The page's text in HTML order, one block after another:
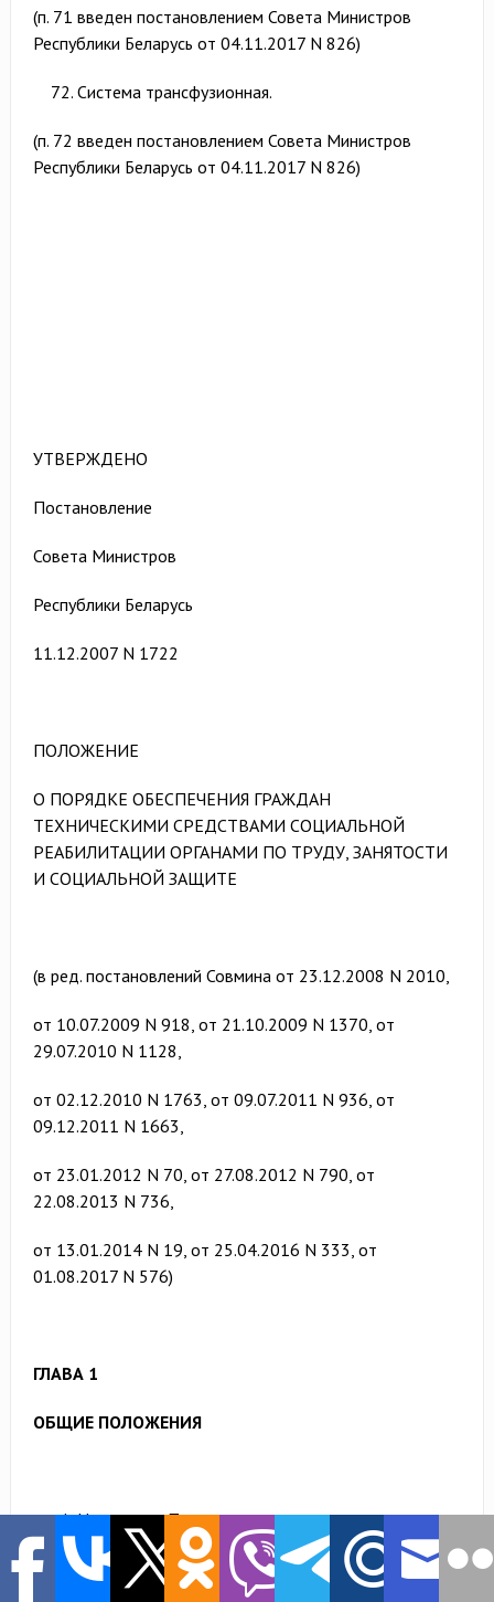
(п. 71 введен постановлением Совета Министров
Республики Беларусь от 04.11.2017 N 826)
Система трансфузионная.
(п. 72 введен постановлением Совета Министров
Республики Беларусь от 04.11.2017 N 826)
УТВЕРЖДЕНО
Постановление
Совета Министров
Республики Беларусь
11.12.2007 N 1722
ПОЛОЖЕНИЕ
О ПОРЯДКЕ ОБЕСПЕЧЕНИЯ ГРАЖДАН
ТЕХНИЧЕСКИМИ СРЕДСТВАМИ СОЦИАЛЬНОЙ
РЕАБИЛИТАЦИИ ОРГАНАМИ ПО ТРУДУ, ЗАНЯТОСТИ
И СОЦИАЛЬНОЙ ЗАЩИТЕ
(в ред. постановлений Совмина от 23.12.2008 N 2010,
от 10.07.2009 N 918, от 21.10.2009 N 1370, от
29.07.2010 N 1128,
от 02.12.2010 N 1763, от 09.07.2011 N 936, от
09.12.2011 N 1663,
от 23.01.2012 N 70, от 27.08.2012 N 790, от
22.08.2013 N 736,
от 13.01.2014 N 19, от 25.04.2016 N 333, от
01.08.2017 N 576)
ГЛАВА 1
ОБЩИЕ ПОЛОЖЕНИЯ
Настоящее Положение регулирует порядок
обеспечения граждан техническими средствами
социальной реабилитации (далее — средства